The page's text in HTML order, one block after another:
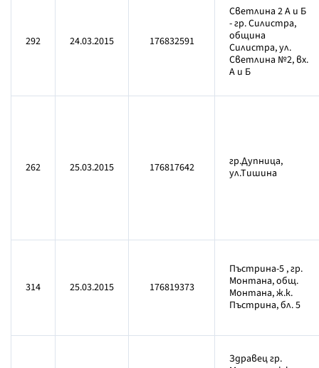
292 24.03.2015 176832591
Светлина 2 А и Б
- гр. Силистра,
община
Силистра, ул.
Светлина №2, вх.
А и Б
262 25.03.2015 176817642
гр.Дупница,
ул.Тишина
314 25.03.2015 176819373
Пъстрина-5 , гр.
Монтана, общ.
Монтана, ж.к.
Пъстрина, бл. 5
Здравец гр.